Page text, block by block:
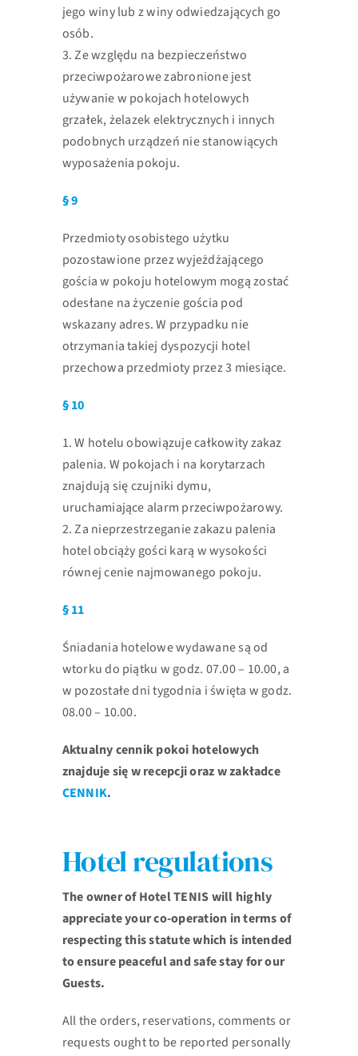
jego winy lub z winy odwiedzających go
osób.
3. Ze względu na bezpieczeństwo
przeciwpożarowe zabronione jest
używanie w pokojach hotelowych
grzałek, żelazek elektrycznych i innych
podobnych urządzeń nie stanowiących
wyposażenia pokoju.
§ 9
Przedmioty osobistego użytku
pozostawione przez wyjeżdżającego
gościa w pokoju hotelowym mogą zostać
odesłane na życzenie gościa pod
wskazany adres. W przypadku nie
otrzymania takiej dyspozycji hotel
przechowa przedmioty przez 3 miesiące.
§ 10
1. W hotelu obowiązuje całkowity zakaz
palenia. W pokojach i na korytarzach
znajdują się czujniki dymu,
uruchamiające alarm przeciwpożarowy.
2. Za nieprzestrzeganie zakazu palenia
hotel obciąży gości karą wwysokości
równej cenie najmowanego pokoju.
§ 11
Śniadania hotelowe wydawane są od
wtorku do piątku w godz. 07.00 – 10.00, a
w pozostałe dni tygodnia i święta w godz.
08.00 – 10.00.
Aktualny cennik pokoi hotelowych
znajduje się w recepcji oraz w zakładce
CENNIK.
Hotel regulations
The owner of Hotel TENIS will highly
appreciate your co-operation in terms of
respecting this statute which is intended
to ensure peaceful and safe stay for our
Guests.
All the orders, reservations, comments or
requests ought to be reported personally